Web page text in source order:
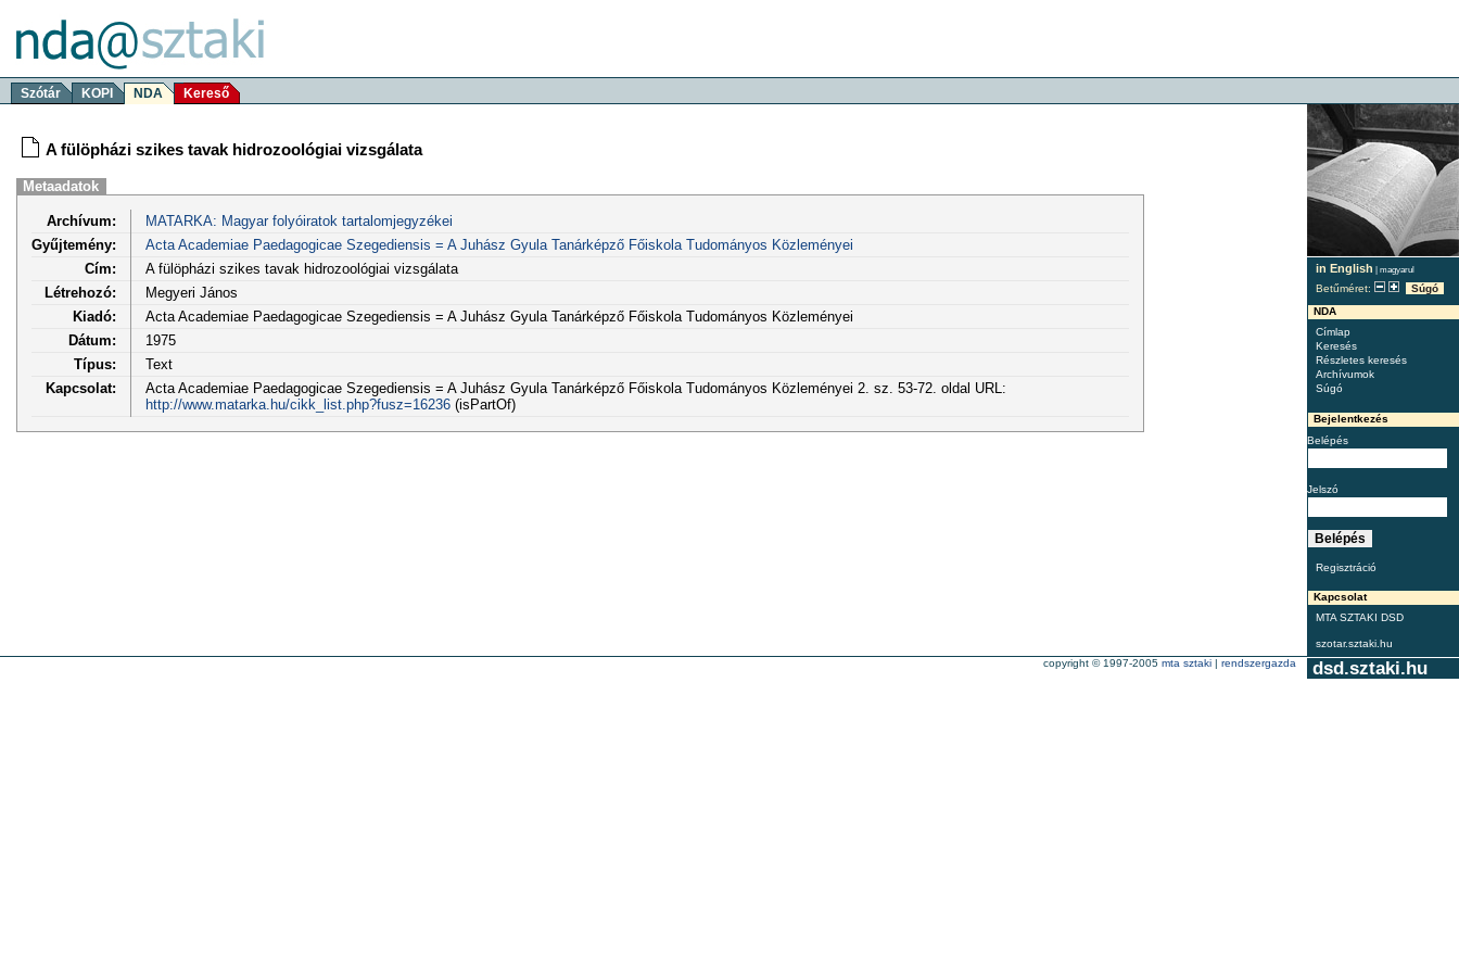
Szótár KOPI NDA Kereső
in English | magyarul
Betűméret:
Súgó
NDA
Címlap
Keresés
Részletes keresés
Archívumok
Súgó
Bejelentkezés
Belépés
Jelszó
Regisztráció
Kapcsolat
MTA SZTAKI DSD
szotar.sztaki.hu
A fülöpházi szikes tavak hidrozoológiai vizsgálata
Metaadatok
Archívum:
MATARKA: Magyar folyóiratok tartalomjegyzékei
Gyűjtemény:
Acta Academiae Paedagogicae Szegediensis = A Juhász Gyula Tanárképző Főiskola Tudományos Közleményei
Cím:
A fülöpházi szikes tavak hidrozoológiai vizsgálata
Létrehozó:
Megyeri János
Kiadó:
Acta Academiae Paedagogicae Szegediensis = A Juhász Gyula Tanárképző Főiskola Tudományos Közleményei
Dátum:
1975
Típus:
Text
Kapcsolat:
Acta Academiae Paedagogicae Szegediensis = A Juhász Gyula Tanárképző Főiskola Tudományos Közleményei 2. sz. 53-72. oldal URL:
http://www.matarka.hu/cikk_list.php?fusz=16236(isPartOf)
dsd.sztaki.hu
copyright © 1997-2005 mta sztaki | rendszergazda